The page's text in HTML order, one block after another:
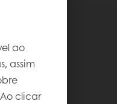
ao
assim
clicar